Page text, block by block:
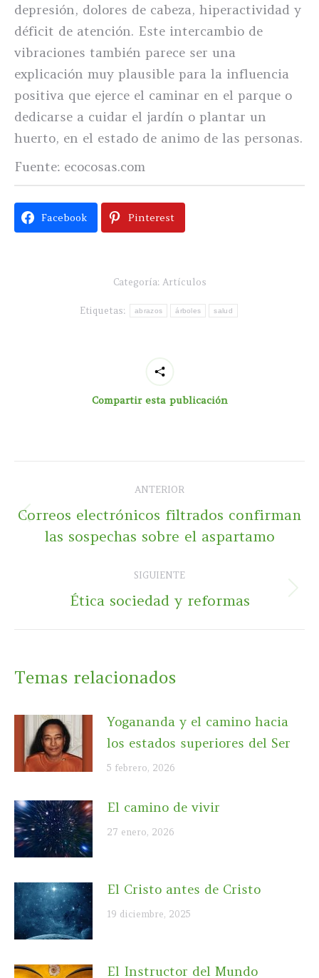
depresión, dolores de cabeza, hiperactividad y
déficit de atención. Este intercambio de
vibraciones también parece ser una
explicación muy plausible para la influencia
positiva que ejerce el caminar en el parque o
dedicarse a cuidar el jardín o plantar un
huerto, en el estado de animo de las personas.
Fuente: ecocosas.com
Facebook Pinterest
Categoría: Artículos
Etiquetas: abrazos árboles salud
Compartir esta publicación
entre
publicaciones
ANTERIOR
Publicación
anterior:
Correos electrónicos filtrados confirman
las sospechas sobre el aspartamo
SIGUIENTE
Publicación
Ética sociedad y reformas
Temas relacionados
Yogananda y el camino hacia
los estados superiores del Ser
5 febrero, 2026
El camino de vivir
27 enero, 2026
El Cristo antes de Cristo
19 diciembre, 2025
El Instructor del Mundo